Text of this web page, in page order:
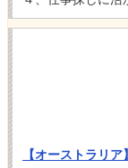
【オーストラリ